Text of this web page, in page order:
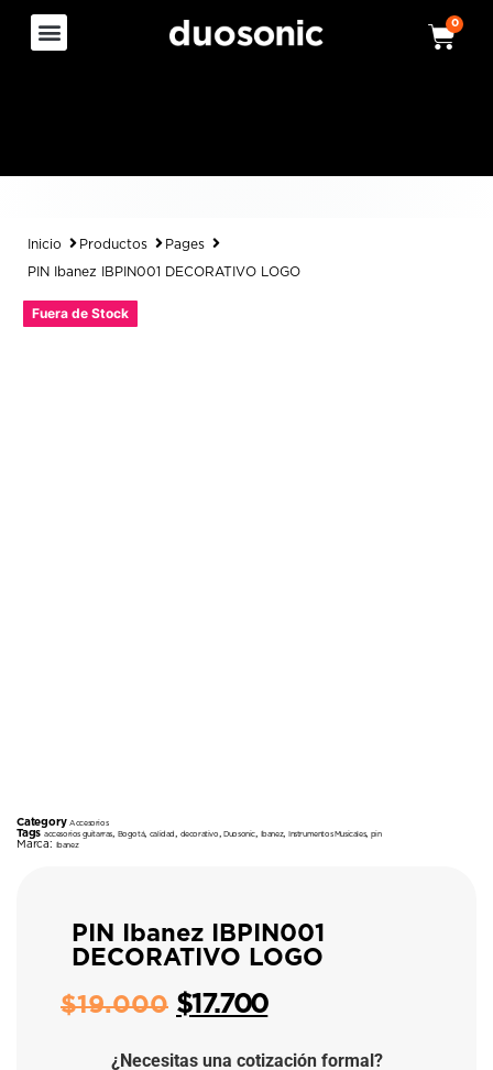
0
Inicio Productos Pages
PIN Ibanez IBPIN001 DECORATIVO LOGO
Fuera de Stock
Category Accesorios
Tags accesorios guitarras Bogotá, calidad decorativo ,Duosonic Ibanez, Instrumentos Musicales, pin
Marca: Ibanez
PIN Ibanez IBPIN001
DECORATIVO LOGO
$19.000 $17.700
¿Necesitas una cotización formal?